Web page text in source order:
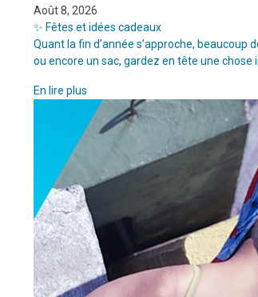
Août 8, 2026
✨ Fêtes et idées cadeaux
Quant la fin d’année s’approche,
ou encore un sac, gardez en tête une
En lire plus